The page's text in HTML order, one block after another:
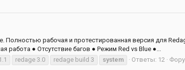
Полностью рабочая и протестированная версия для
● Отсутствие багов ● Режим Red vs Blue ●...
redage 3.0 redage build 3 system Ответы: 12